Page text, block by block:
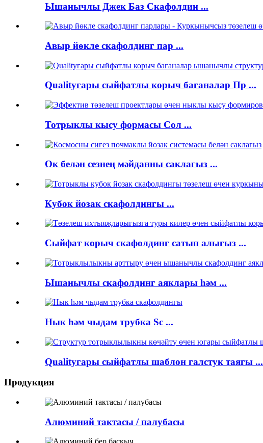
Ышанычлы Джек Баз Скафолдин ...
Авыр йөкле скафолдинг пар ...
Qualityгары сыйфатлы корыч баганалар Пр ...
Тотрыклы кысу формасы Сол ...
Ок белән сезнең мәйданны саклагыз ...
Кубок йозак скафолдингы ...
Сыйфат корыч скафолдинг сатып алыгыз ...
Ышанычлы скафолдинг аяклары һәм ...
Нык һәм чыдам трубка Sc ...
Qualityгары сыйфатлы шаблон галстук таягы ...
Продукция
Алюминий тактасы / палубасы